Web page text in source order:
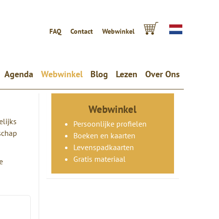
FAQ Contact Webwinkel
Agenda Webwinkel Blog Lezen Over Ons
Webwinkel
Persoonlijke profielen
Boeken en kaarten
Levenspadkaarten
Gratis materiaal